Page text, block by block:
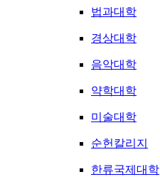
법과대학
경상대학
음악대학
약학대학
미술대학
순헌칼리지
한류국제대학